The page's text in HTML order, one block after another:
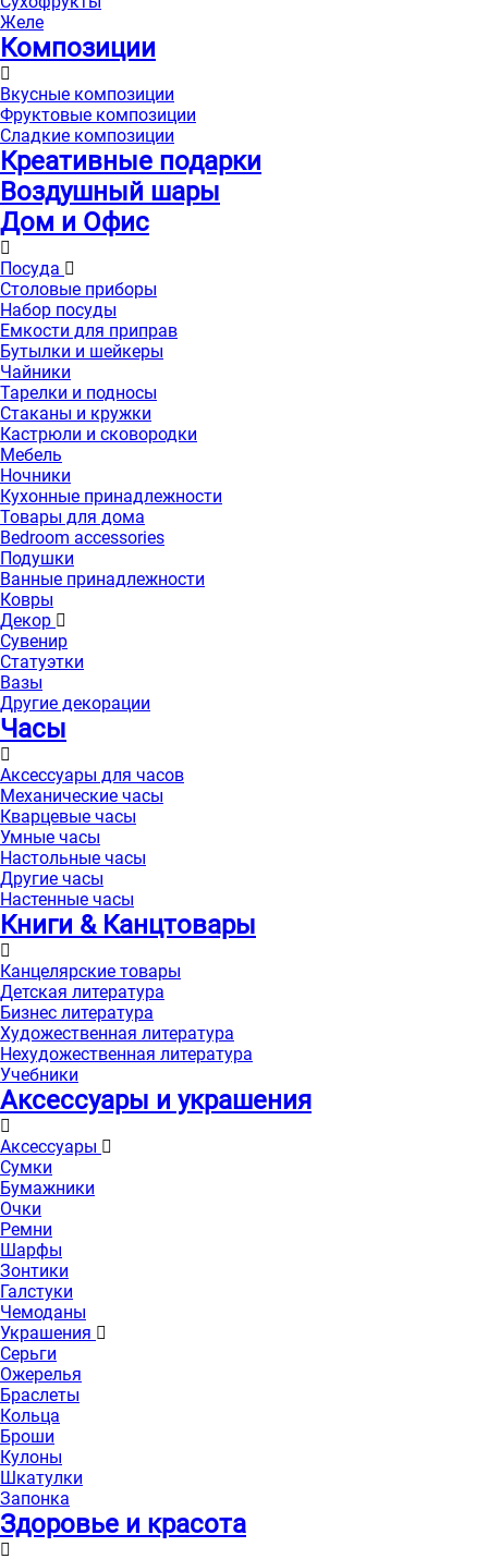
Желе
Композиции
Вкусные композиции
Фруктовые композиции
Сладкие композиции
Креативные подарки
Воздушный шары
Дом и Офис
Посуда
Столовые приборы
Набор посуды
Емкости для приправ
Бутылки и шейкеры
Чайники
Тарелки и подносы
Стаканы и кружки
Кастрюли и сковородки
Мебель
Ночники
Кухонные принадлежности
Товары для дома
Bedroom accessories
Подушки
Ванные принадлежности
Ковры
Декор
Сувенир
Статуэтки
Вазы
Другие декорации
Часы
Аксессуары для часов
Механические часы
Кварцевые часы
Умные часы
Настольные часы
Другие часы
Настенные часы
Книги & Канцтовары
Канцелярские товары
Детская литература
Бизнес литература
Художественная литература
Нехудожественная литература
Учебники
Аксессуары и украшения
Аксессуары
Сумки
Бумажники
Очки
Ремни
Шарфы
Зонтики
Галстуки
Чемоданы
Украшения
Серьги
Ожерелья
Браслеты
Кольца
Броши
Кулоны
Шкатулки
Запонка
Здоровье и красота